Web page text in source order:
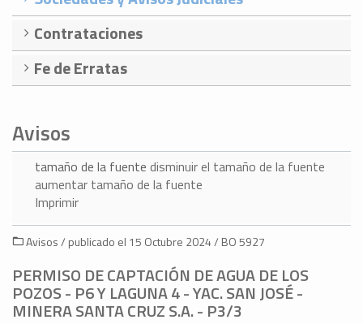
Contrataciones
Fe de Erratas
Avisos
tamaño de la fuente disminuir el tamaño de la fuente
aumentar tamaño de la fuente
Imprimir
Avisos / publicado el 15 Octubre 2024 / BO 5927
PERMISO DE CAPTACIÓN DE AGUA DE LOS
POZOS - P6 Y LAGUNA 4 - YAC. SAN JOSÉ -
MINERA SANTA CRUZ S.A. - P3/3